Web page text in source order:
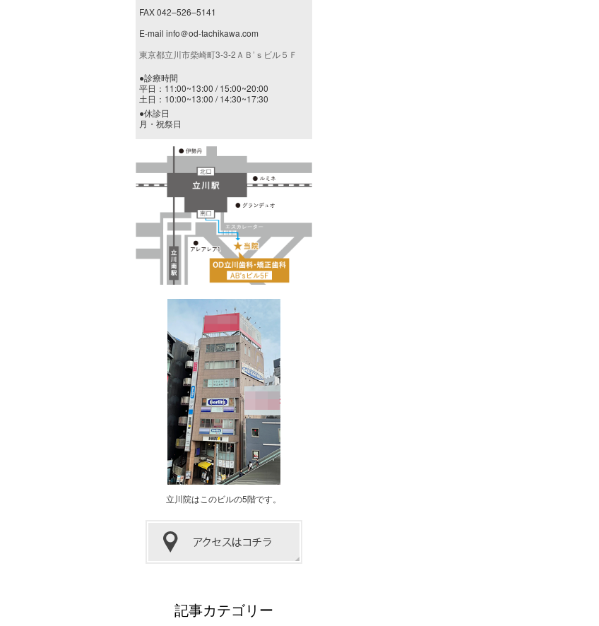
FAX 042–526–5141
E-mail info＠od-tachikawa.com
東京都立川市柴崎町3-3-2ＡＢ’ｓビル５Ｆ
●診療時間
平日：11:00~13:00 / 15:00~20:00
土日：10:00~13:00 / 14:30~17:30
●休診日
月・祝祭日
立川院はこのビルの5階です。
記事カテゴリー